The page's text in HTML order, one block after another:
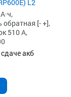
L2
обратная [- +],
510 А,
акб